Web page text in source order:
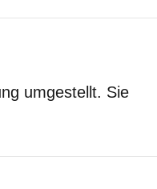
umgestellt. Sie